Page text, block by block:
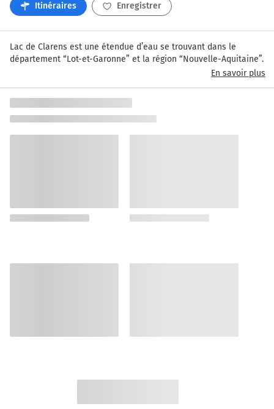
Itinéraires Enregistrer
Lac de Clarens est une étendue d’eau se trouvant dans le
département “Lot-et-Garonne” et la région “Nouvelle-Aquitaine”.
En savoir plus